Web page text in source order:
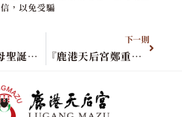
，以免受騙
【慶天上聖母聖誕千秋】
下一則
『鹿港天后宮鄭重聲明』